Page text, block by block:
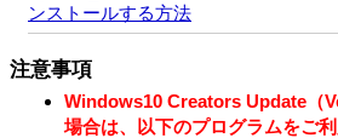
ンストールする方法
注意事項
Windows10 Creators Update（
場合は、以下のプログラムをご利